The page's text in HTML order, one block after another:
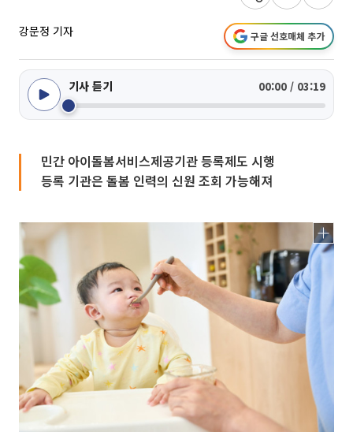
강문정 기자 구글 선호매체 추가
기사 듣기 00:00 / 03:19
민간 아이돌봄서비스제공기관 등록제도 시행
등록 기관은 돌봄 인력의 신원 조회 가능해져